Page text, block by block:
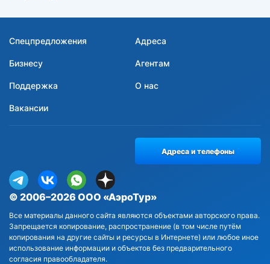
Спецпредложения Адреса
Бизнесу Агентам
Поддержка О нас
Вакансии
© 2006–2026 ООО «АэроТур»
Все материалы данного сайта являются объектами авторского права.
Запрещается копирование, распространение (в том числе путём
копирования на другие сайты и ресурсы в Интернете) или любое иное
использование информации и объектов без предварительного
согласия правообладателя.
Адреса и телефоны